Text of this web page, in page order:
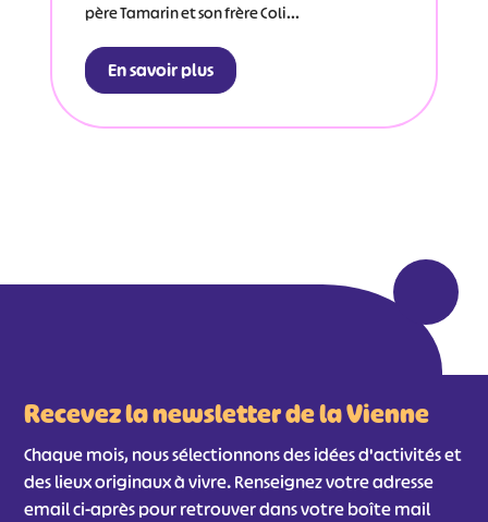
père Tamarin et son frère Coli...
En savoir plus
Recevez la newsletter de la Vienne
Chaque mois, nous sélectionnons des idées d'activités et
des lieux originaux à vivre. Renseignez votre adresse
email ci-après pour retrouver dans votre boîte mail